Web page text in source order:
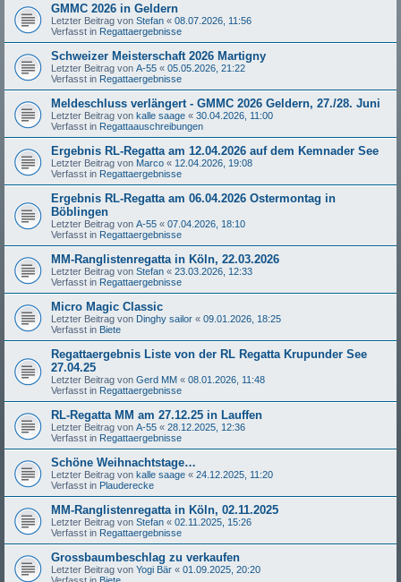
GMMC 2026 in Geldern
Letzter Beitrag von Stefan « 08.07.2026, 11:56
Verfasst in Regattaergebnisse
Schweizer Meisterschaft 2026 Martigny
Letzter Beitrag von A-55 « 05.05.2026, 21:22
Verfasst in Regattaergebnisse
Meldeschluss verlängert - GMMC 2026 Geldern, 27./28. Juni
Letzter Beitrag von kalle saage « 30.04.2026, 11:00
Verfasst in Regattaauschreibungen
Ergebnis RL-Regatta am 12.04.2026 auf dem Kemnader See
Letzter Beitrag von Marco « 12.04.2026, 19:08
Verfasst in Regattaergebnisse
Ergebnis RL-Regatta am 06.04.2026 Ostermontag in
Böblingen
Letzter Beitrag von A-55 « 07.04.2026, 18:10
Verfasst in Regattaergebnisse
MM-Ranglistenregatta in Köln, 22.03.2026
Letzter Beitrag von Stefan « 23.03.2026, 12:33
Verfasst in Regattaergebnisse
Micro Magic Classic
Letzter Beitrag von Dinghy sailor « 09.01.2026, 18:25
Verfasst in Biete
Regattaergebnis Liste von der RL Regatta Krupunder See
27.04.25
Letzter Beitrag von Gerd MM « 08.01.2026, 11:48
Verfasst in Regattaergebnisse
RL-Regatta MM am 27.12.25 in Lauffen
Letzter Beitrag von A-55 « 28.12.2025, 12:36
Verfasst in Regattaergebnisse
Schöne Weihnachtstage…
Letzter Beitrag von kalle saage « 24.12.2025, 11:20
Verfasst in Plauderecke
MM-Ranglistenregatta in Köln, 02.11.2025
Letzter Beitrag von Stefan « 02.11.2025, 15:26
Verfasst in Regattaergebnisse
Grossbaumbeschlag zu verkaufen
Letzter Beitrag von Yogi Bär « 01.09.2025, 20:20